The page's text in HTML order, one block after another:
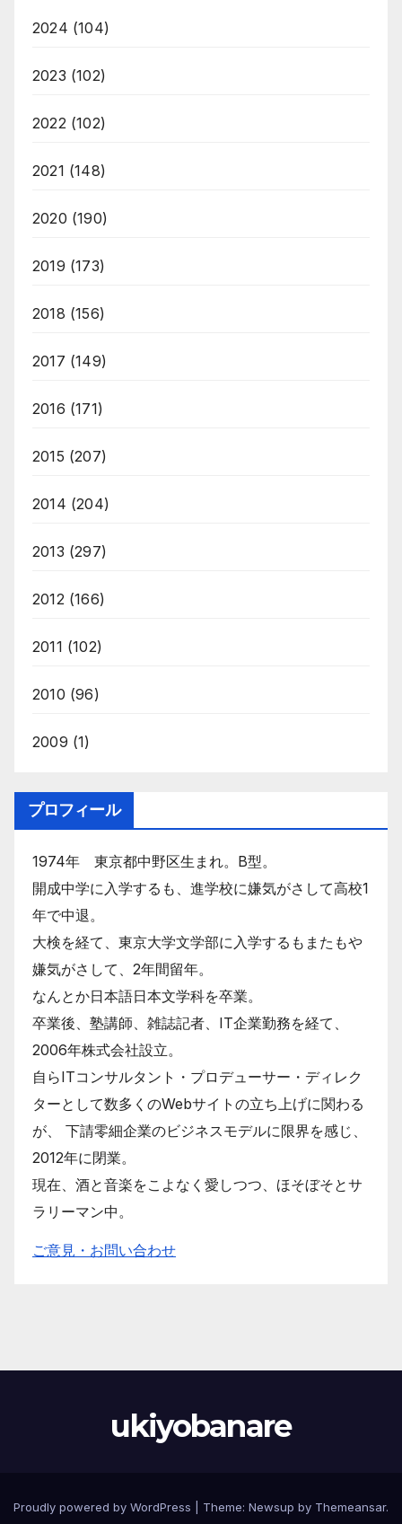
2024 (104)
2023 (102)
2022(102)
2021 (148)
2020 (190)
2019 (173)
2018 (156)
2017 (149)
2016 (171)
2015 (207)
2014 (204)
2013 (297)
2012(166)
2011 (102)
2010 (96)
2009 (1)
プロフィール
1974年 東京都中野区生まれ。B型。
開成中学に入学するも、進学校に嫌気がさして高校1
年で中退。
大検を経て、東京大学文学部に入学するもまたもや
嫌気がさして、2年間留年。
なんとか日本語日本文学科を卒業。
卒業後、塾講師、雑誌記者、IT企業勤務を経て、
2006年株式会社設立。
自らITコンサルタント・プロデューサー・ディレク
ターとして数多くのWebサイトの立ち上げに関わる
が、 下請零細企業のビジネスモデルに限界を感じ、
2012年に閉業。
現在、酒と音楽をこよなく愛しつつ、ほそぼそとサ
ラリーマン中。
ご意見・お問い合わせ
ukiyobanare
Proudly powered by WordPress Theme: Newsup by Themeansar.